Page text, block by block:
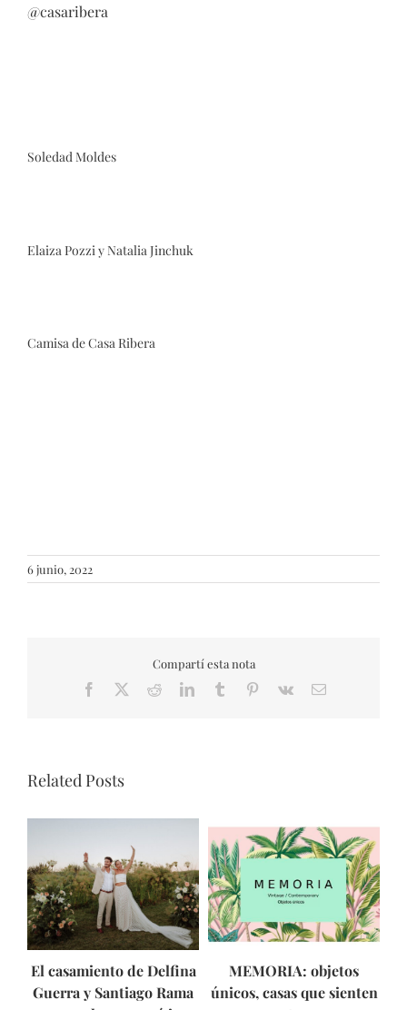
@casaribera
Soledad Moldes
Elaiza Pozzi y Natalia Jinchuk
Camisa de Casa Ribera
6 junio, 2022
Compartí esta nota
Facebook RedditLinkedInTumblr Pinterest
Vk Email
Related Posts
El casamiento de Delfina
Guerra y Santiago Rama
MEMORIA: objetos
únicos, casas que sienten